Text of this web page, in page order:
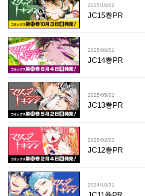
2025/10/02
JC15巻PR
2025/08/01
JC14巻PR
2025/05/01
JC13巻PR
2025/02/03
JC12巻PR
2024/10/31